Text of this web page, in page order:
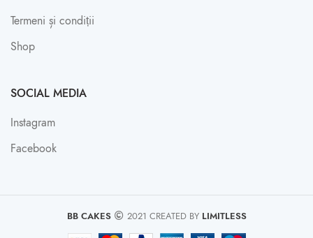
Termeni și condiții
Shop
SOCIAL MEDIA
Instagram
Facebook
BB CAKES 2021 CREATED BY LIMITLESS